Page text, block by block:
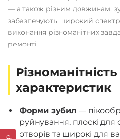
— а також різним довжинам,
забезпечують широкий
виконання різноманітних
ремонті.
характеристик
Форми зубил —
руйнування, плоскі
отворів та широкі для